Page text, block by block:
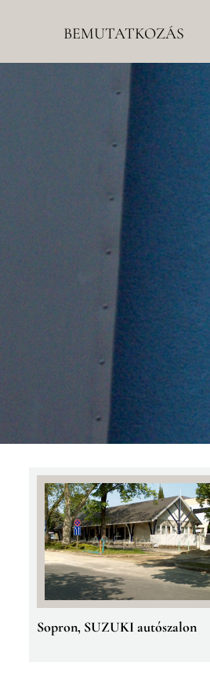
BEMUTATKOZÁS
VELUX Magyarország Kft.
VELUX Magyarország Kft.
fertőszentmiklósi üzemei
Sopron, SUZUKI autószalon